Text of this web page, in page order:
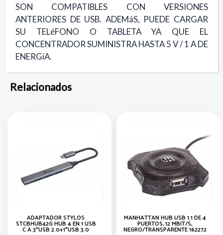
SON COMPATIBLES CON VERSIONES
ANTERIORES DE USB. ADEMáS, PUEDE CARGAR
SU TELéFONO O TABLETA YA QUE EL
CONCENTRADOR SUMINISTRA HASTA 5 V / 1 A DE
ENERGíA.
Relacionados
ADAPTADOR STYLOS
STCBHUB42G HUB 4 EN 1 USB
C A 3*USB 2.0+1*USB 3.0
MANHATTAN HUB USB 1.1 DE 4
PUERTOS, 12 MBIT/S,
NEGRO/TRANSPARENTE 162272